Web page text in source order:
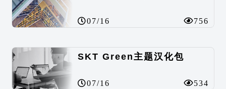
07/16 756
SKT Green主题汉化包
07/16 534